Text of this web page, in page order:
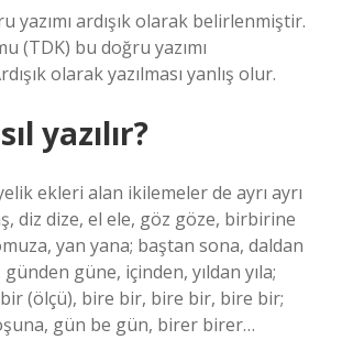
yazımı ardışık olarak belirlenmiştir.
(TDK) bu doğru yazımı
olarak yazılması yanlış olur.
yazılır?
ekleri alan ikilemeler de ayrı ayrı
diz dize, el ele, göz göze, birbirine
yan yana; baştan sona, daldan
güne, içinden, yıldan yıla;
(ölçü), bire bir, bire bir, bire bir;
gün be gün, birer birer…